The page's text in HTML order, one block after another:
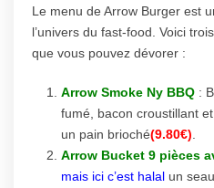
Le menu de Arrow Burger est
l’univers du fast-food. Voici
que vous pouvez dévorer :
Arrow Smoke Ny BBQ :
fumé, bacon croustillant
un pain brioché(9.80€)
Arrow Bucket 9 pièces
mais ici c’est halal un